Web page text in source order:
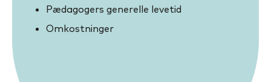
Pædagogers generelle levetid
Omkostninger